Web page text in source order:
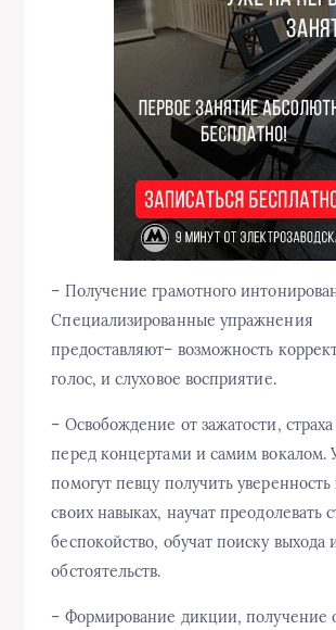
– Получение грамотного
Специализированные упражнения
предоставляют– возможность
голос, и слуховое восприятие.
– Освобождение от зажатости,
перед концертами и самим вокалом.
помогут певцу получить уверенность
своих навыках, научат преодолевать
беспокойство, обучат поиску выхода
обстоятельств.
– Формирование дикции, получение